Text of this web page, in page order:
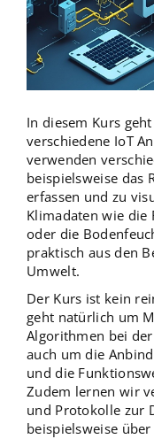
In diesem Kurs
verschiedene IoT
verwenden
beispielsweise das
erfassen und zu
Klimadaten wie die
oder die
praktisch aus den
Umwelt.
Der Kurs ist kein
geht natürlich um
Algorithmen bei
auch um die
und die
Zudem lernen wir
und Protokolle zur
beispielsweise über